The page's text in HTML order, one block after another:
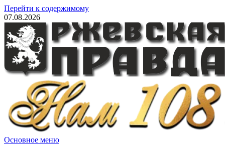
Перейти к содержимому
07.08.2026
Основное меню